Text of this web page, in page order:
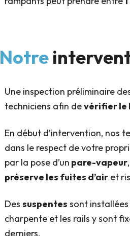
Notre
Une inspection préliminaire
techniciens afin devérifier le
En début d’intervention, nos
dans le respect de votre
par la pose d’un pare-vapeur
préserve les fuites d’air et
Des suspentes sont
charpente et les rails y sont
derniers.